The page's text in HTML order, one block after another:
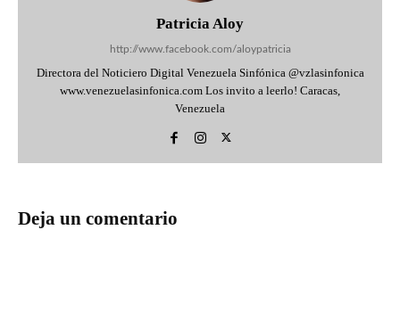
Patricia Aloy
http://www.facebook.com/aloypatricia
Directora del Noticiero Digital Venezuela Sinfónica @vzlasinfonica
www.venezuelasinfonica.com Los invito a leerlo! Caracas,
Venezuela
Deja un comentario